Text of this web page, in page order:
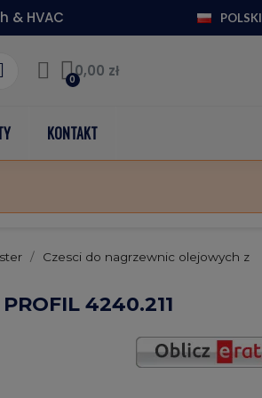
& HVAC POLSKI
0,00 zł
KONTAKT
Czesci do nagrzewnic olejowych z
4240.211